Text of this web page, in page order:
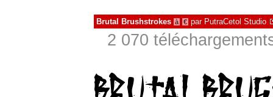
Brutal Brushstrokes à € par PutraCetol Studio
2 070